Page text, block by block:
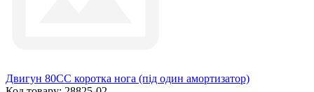
Двигун 80СС коротка нога (під один амортизатор)